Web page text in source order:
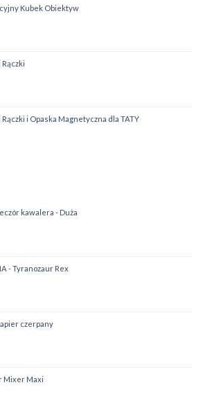
Kubek Obiektyw
Rączki
Rączki i Opaska Magnetyczna dla TATY
kawalera - Duża
- Tyranozaur Rex
czerpany
Mixer Maxi